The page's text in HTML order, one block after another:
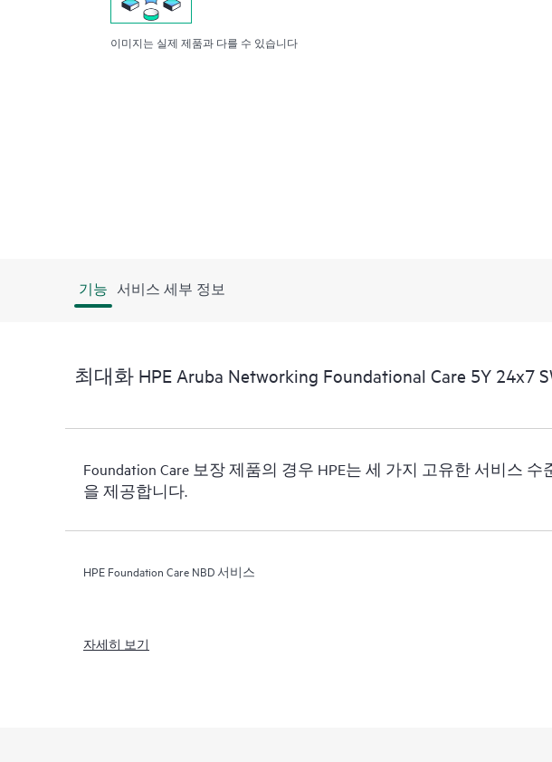
이미지는 실제 제품과 다를 수 있습니다
기능 서비스 세부 정보
최대화 HPE Aruba Networking Foundational Care 5Y 24x7
Foundation Care 보장 제품의 경우 HPE는 세 가지 고유한 서비스 수
을 제공합니다.
HPE Foundation Care NBD 서비스
자세히 보기